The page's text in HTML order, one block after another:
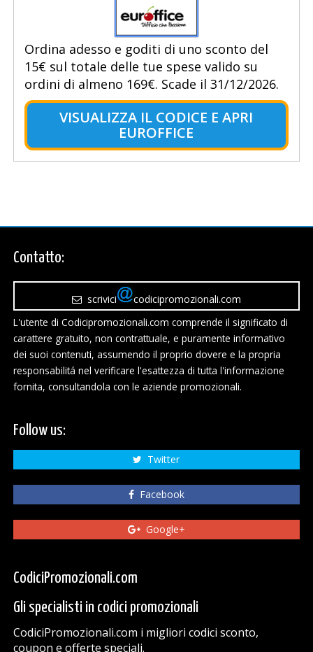
Ordina adesso e goditi di uno sconto del
15€ sul totale delle tue spese valido su
ordini di almeno 169€. Scade il 31/12/2026.
VISUALIZZA IL CODICE E APRI
EUROFFICE
Contatto:
scrivici
codicipromozionali.com
L'utente di Codicipromozionali.com comprende il significato di
carattere gratuito, non contrattuale, e puramente informativo
dei suoi contenuti, assumendo il proprio dovere e la propria
responsabilitá nel verificare l'esattezza di tutta l'informazione
fornita, consultandola con le aziende promozionali.
Follow us:
Twitter
Facebook
Google+
CodiciPromozionali.com
Gli specialisti in codici promozionali
CodiciPromozionali.com i migliori codici sconto,
coupon e offerte speciali.